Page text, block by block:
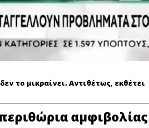
το μικραίνει. Αντιθέτως, εκθέτει
αμφιβολίας